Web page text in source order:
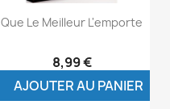
Que Le Meilleur L'emporte
8,99 €
AJOUTER AU PANIER